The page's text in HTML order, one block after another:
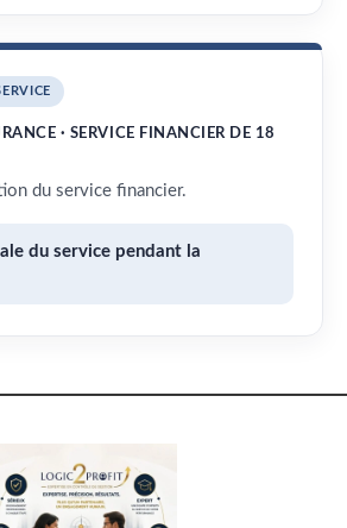
· SERVICE FINANCIER DE 18
du service financier.
du service pendant la